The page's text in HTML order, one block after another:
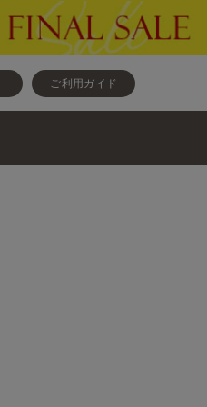
ご利用ガイド